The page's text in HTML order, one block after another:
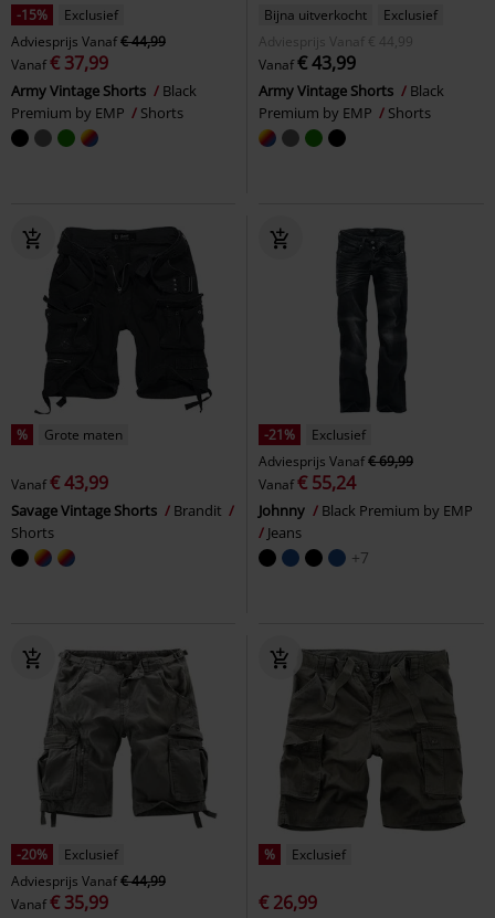
-15%
Exclusief
Adviesprijs Vanaf€ 44,99
Vanaf€ 37,99
Army Vintage Shorts
Black
Premium by EMP
Shorts
Bijna uitverkocht
Exclusief
Adviesprijs
Vanaf € 44,99
Vanaf€ 43,99
Army Vintage Shorts
Black
Premium by EMP
Shorts
% Grote maten
Vanaf€ 43,99
Savage Vintage Shorts
Brandit
Shorts
-21%
Exclusief
Adviesprijs Vanaf€ 69,99
Vanaf€ 55,24
Johnny
Black Premium by EMP
Jeans
+7
-20%
Exclusief
Adviesprijs Vanaf€ 44,99
Vanaf€ 35,99
% Exclusief
€ 26,99